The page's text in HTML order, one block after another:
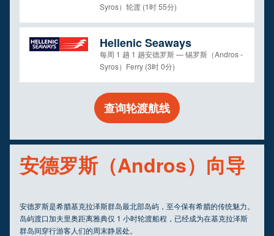
Syros）轮渡 (1时 55分)
Hellenic Seaways
每周 1 趟 1 趟安德罗斯 — 锡罗斯（Andros -
Syros）Ferry (3时 0分)
查询轮渡航线
安德罗斯（Andros）向导
安德罗斯是希腊基克拉泽斯群岛最北部岛屿，至今保有希腊的传统魅力。
岛屿渡口加夫里奥距离雅典仅 1 小时轮渡船程，已经成为在基克拉泽斯
群岛间穿行游客人们的周末静居处。